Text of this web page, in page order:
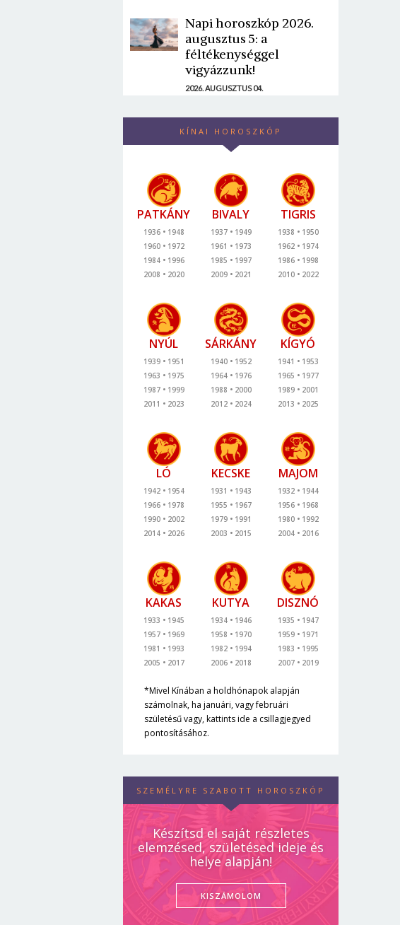
Napi horoszkóp 2026.
augusztus 5: a
féltékenységgel
vigyázzunk!
2026. AUGUSZTUS 04.
KÍNAI HOROSZKÓP
PATKÁNY
1936
1948
1960
1972
1984
1996
2008
2020
BIVALY
1937
1949
1961
1973
1985
1997
2009
2021
TIGRIS
1938
1950
1962
1974
1986
1998
2010
2022
NYÚL
1939
1951
1963
1975
1987
1999
2011
2023
SÁRKÁNY
1940
1952
1964
1976
1988
2000
2012
2024
KÍGYÓ
1941
1953
1965
1977
1989
2001
2013
2025
LÓ
1942
1954
1966
1978
1990
2002
2014
2026
KECSKE
1931
1943
1955
1967
1979
1991
2003
2015
MAJOM
1932
1944
1956
1968
1980
1992
2004
2016
KAKAS
1933
1945
1957
1969
1981
1993
2005
2017
KUTYA
1934
1946
1958
1970
1982
1994
2006
2018
DISZNÓ
1935
1947
1959
1971
1983
1995
2007
2019
*Mivel Kínában a holdhónapok alapján
számolnak, ha januári, vagy februári
születésű vagy, kattints ide a csillagjegyed
pontosításához.
SZEMÉLYRE SZABOTT HOROSZKÓP
Készítsd el saját részletes
elemzésed, születésed ideje és
helye alapján!
KISZÁMOLOM